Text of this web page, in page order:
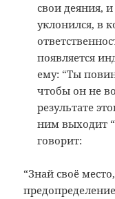
свои деяния, и
уклонился, в
появляется
ему: “Ты
чтобы он не
результате
ним выходит
говорит:
“Знай своё